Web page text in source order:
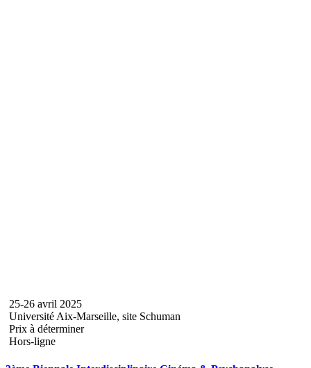
25-26 avril 2025
Université Aix-Marseille, site Schuman
Prix à déterminer
Hors-ligne